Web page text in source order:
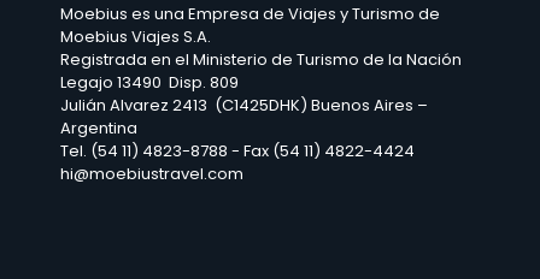
Moebius es una Empresa de Viajes y Turismo de
Moebius Viajes S.A.
Registrada en el Ministerio de Turismo de la Nación
Legajo 13490 Disp. 809
Julián Alvarez 2413 (C1425DHK) Buenos Aires –
Argentina
Tel. (54 11) 4823-8788 - Fax (54 11) 4822-4424
hi@moebiustravel.com